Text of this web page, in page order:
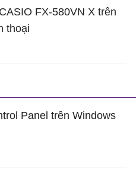
FX-580VN X trên
thoại
Panel trên Windows